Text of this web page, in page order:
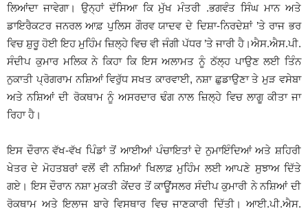
ਲਿਆਂਦਾ ਜਾਵੇਗਾ। ਉਨ੍ਹਾਂ ਦੱਸਿਆ ਕਿ ਮੁੱਖ ਮੰਤਰੀ .ਭਗਵੰਤ ਸਿੰਘ ਮਾਨ ਅਤੇ
ਡਾਇਰੈਕਟਰ ਜਨਰਲ ਆਫ਼ ਪੁਲਿਸ ਗੌਰਵ ਯਾਦਵ ਦੇ ਦਿਸ਼ਾ-ਨਿਰਦੇਸ਼ਾਂ ’ਤੇ ਰਾਜ ਭਰ
ਵਿਚ ਸ਼ੁਰੂ ਹੋਈ ਇਹ ਮੁਹਿੰਮ ਜ਼ਿਲ੍ਹੇ ਵਿਚ ਵੀ ਜੰਗੀ ਪੱਧਰ ’ਤੇ ਜਾਰੀ ਹੈ।ਐਸ.ਐਸ.ਪੀ.
ਸੰਦੀਪ ਕੁਮਾਰ ਮਲਿਕ ਨੇ ਕਿਹਾ ਕਿ ਇਸ ਅਲਾਮਤ ਨੂੰ ਠੱਲ੍ਹ ਪਾਉਣ ਲਈ ਤਿੰਨ
ਨੁਕਾਤੀ ਪ੍ਰੋਗਰਾਮ ਨਸ਼ਿਆਂ ਵਿਰੁੱਧ ਸਖਤ ਕਾਰਵਾਈ, ਨਸ਼ਾ ਛੁਡਾਉਣਾ ਤੇ ਮੁੜ ਵਸੇਬਾ
ਅਤੇ ਨਸ਼ਿਆਂ ਦੀ ਰੋਕਥਾਮ ਨੂੰ ਅਸਰਦਾਰ ਢੰਗ ਨਾਲ ਜ਼ਿਲ੍ਹੇ ਵਿਚ ਲਾਗੂ ਕੀਤਾ ਜਾ
ਰਿਹਾ ਹੈ।
ਇਸ ਦੌਰਾਨ ਵੱਖ-ਵੱਖ ਪਿੰਡਾਂ ਤੋਂ ਆਈਆਂ ਪੰਚਾਇਤਾਂ ਦੇ ਨੁਮਾਇੰਦਿਆਂ ਅਤੇ ਸ਼ਹਿਰੀ
ਖੇਤਰ ਦੇ ਮੋਹਤਬਰਾਂ ਵਲੋਂ ਵੀ ਨਸ਼ਿਆਂ ਖਿਲਾਫ਼ ਮੁਹਿੰਮ ਲਈ ਆਪਣੇ ਸੁਝਾਅ ਦਿੱਤੇ
ਗਏ। ਇਸ ਦੌਰਾਨ ਨਸ਼ਾ ਮੁਕਤੀ ਕੇਂਦਰ ਤੋਂ ਕਾਊਂਸਲਰ ਸੰਦੀਪ ਕੁਮਾਰੀ ਨੇ ਨਸ਼ਿਆਂ ਦੀ
ਰੋਕਥਾਮ ਅਤੇ ਇਲਾਜ ਬਾਰੇ ਵਿਸਥਾਰ ਵਿਚ ਜਾਣਕਾਰੀ ਦਿੱਤੀ। ਆਈ.ਪੀ.ਐਸ.